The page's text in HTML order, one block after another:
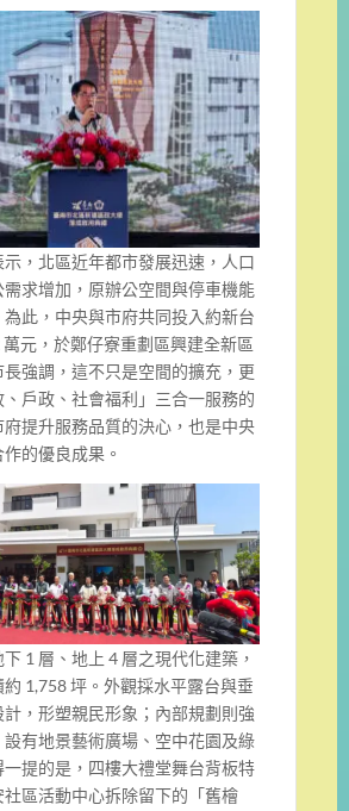
，北區近年都市發展迅速，人口
求增加，原辦公空間與停車機能
此，中央與市府共同投入約新台
萬元，於鄭仔寮重劃區興建全新區
強調，這不只是空間的擴充，更
戶政、社會福利」三合一服務的
提升服務品質的決心，也是中央
的優良成果。
1 層、地上 4 層之現代化建築，
1,758 坪。外觀採水平露台與垂
，形塑親民形象；內部規劃則強
有地景藝術廣場、空中花園及綠
一提的是，四樓大禮堂舞台背板特
社區活動中心拆除留下的「舊檜